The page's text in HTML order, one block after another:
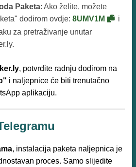
Paketa: Ako želite, možete
dodirom ovdje: 8UMV1M
i
za pretraživanje unutar
, potvrdite radnju dodirom na
i naljepnice će biti trenutačno
aplikaciju.
, instalacija paketa naljepnica je
proces. Samo slijedite